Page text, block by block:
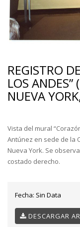
REGISTRO
LOS
NUEVA
Vista del mural
Antúnez en sede de la
Nueva York. Se
costado derecho.
Fecha: Sin Data
DESCARGAR